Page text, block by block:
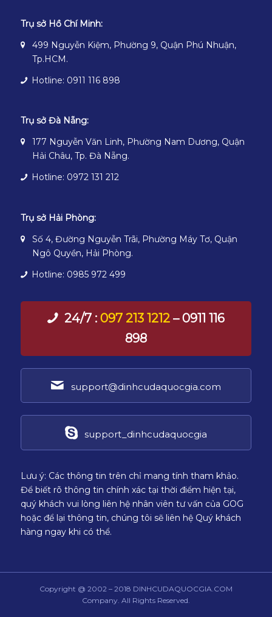
Trụ sở Hồ Chí Minh:
499 Nguyễn Kiệm, Phường 9, Quận Phú Nhuận,
Tp.HCM.
Hotline: 0911 116 898
Trụ sở Đà Nẵng:
177 Nguyễn Văn Linh, Phường Nam Dương, Quận
Hải Châu, Tp. Đà Nẵng.
Hotline: 0972 131 212
Trụ sở Hải Phòng:
Số 4, Đường Nguyễn Trãi, Phường Máy Tơ, Quận
Ngô Quyền, Hải Phòng.
Hotline: 0985 972 499
24/7 : 097 213 1212– 0911 116
898
support@dinhcudaquocgia.com
support_dinhcudaquocgia
Lưu ý: Các thông tin trên chỉ mang tính tham khảo.
Để biết rõ thông tin chính xác tại thời điểm hiện tại,
quý khách vui lòng liên hệ nhân viên tư vấn của GOG
hoặc để lại thông tin, chúng tôi sẽ liên hệ Quý khách
hàng ngay khi có thể.
Copyright @ 2002 – 2018 DINHCUDAQUOCGIA.COM
Company. All Rights Reserved.